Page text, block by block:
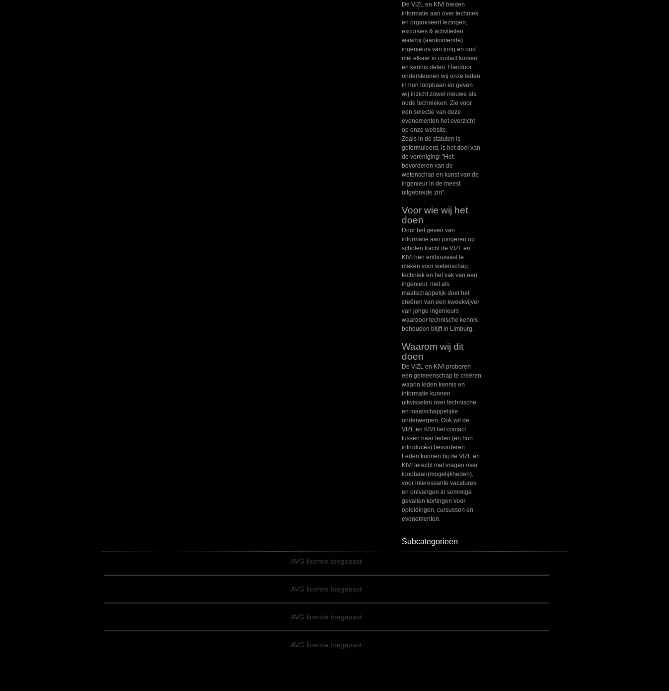
De VIZL en KIVI bieden
informatie aan over techniek
en organiseert lezingen,
excursies & activiteiten
waarbij (aankomende)
ingenieurs van jong en oud
met elkaar in contact komen
en kennis delen. Hierdoor
ondersteunen wij onze leden
in hun loopbaan en geven
wij inzicht zowel nieuwe als
oude technieken. Zie voor
een selectie van deze
evenementen het overzicht
op onze website.
Zoals in de statuten is
geformuleerd, is het doel van
de vereniging: "Het
bevorderen van de
wetenschap en kunst van de
ingenieur in de meest
uitgebreide zin".
Voor wie wij het
doen
Door het geven van
informatie aan jongeren op
scholen tracht de VIZL en
KIVI hen enthousiast te
maken voor wetenschap,
techniek en het vak van een
ingenieur, met als
maatschappelijk doel het
creëren van een kweekvijver
van jonge ingenieurs
waardoor technische kennis
behouden blijft in Limburg.
Waarom wij dit
doen
De VIZL en KIVI proberen
een gemeenschap te creëren
waarin leden kennis en
informatie kunnen
uitwisselen over technische
en maatschappelijke
onderwerpen. Ook wil de
VIZL en KIVI het contact
tussen haar leden (en hun
introducés) bevorderen.
Leden kunnen bij de VIZL en
KIVI terecht met vragen over
loopbaan(mogelijkheden),
voor interessante vacatures
en ontvangen in sommige
gevallen kortingen voor
opleidingen, cursussen en
evenementen.
Subcategorieën
AVG licentie toegepast
AVG licentie toegepast
AVG licentie toegepast
AVG licentie toegepast